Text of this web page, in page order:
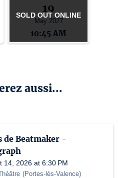
19
May 2027
10:45 AM
SOLD OUT ONLINE
aussi...
de Beatmaker -
14, 2026 at 6:30 PM
(Portes-lès-Valence)